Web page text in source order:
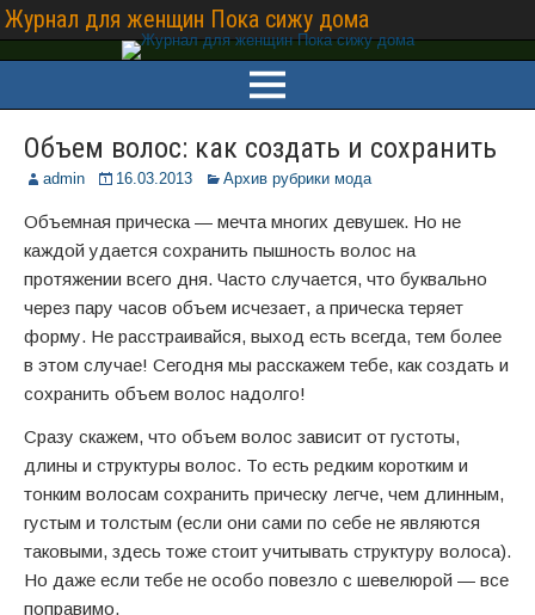
Журнал для женщин Пока сижу дома
Объем волос: как создать и сохранить
admin 16.03.2013 Архив рубрики мода
Объемная прическа — мечта многих девушек. Но не
каждой удается сохранить пышность волос на
протяжении всего дня. Часто случается, что буквально
через пару часов объем исчезает, а прическа теряет
форму. Не расстраивайся, выход есть всегда, тем более
в этом случае! Сегодня мы расскажем тебе, как создать и
сохранить объем волос надолго!
Сразу скажем, что объем волос зависит от густоты,
длины и структуры волос. То есть редким коротким и
тонким волосам сохранить прическу легче, чем длинным,
густым и толстым (если они сами по себе не являются
таковыми, здесь тоже стоит учитывать структуру волоса).
Но даже если тебе не особо повезло с шевелюрой — все
поправимо.